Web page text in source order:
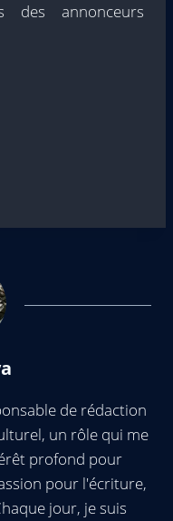
des annonceurs
de rédaction
un rôle qui me
profond pour
pour l'écriture,
jour, je suis